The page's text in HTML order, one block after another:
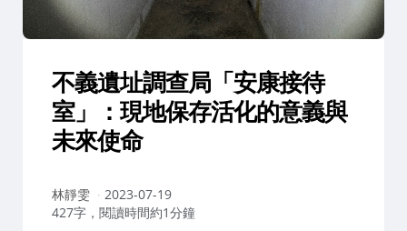
不義遺址調查局「安康接待
室」：現地保存活化的意義與
未來使命
作
者：
林靜雯
2023-07-19
427字，閱讀時間約1分鐘